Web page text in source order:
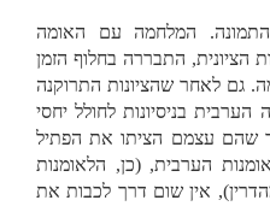
המלחמה עם האומה
הציונית, התבררה בחלוף הזמן
גם לאחר שהציונות התרוקנה
בניסיונות לחולל יחסי
שהם עצמם הציתו את הפתיל
הערבית, (כן, הלאומנות
אין שום דרך לכבות את